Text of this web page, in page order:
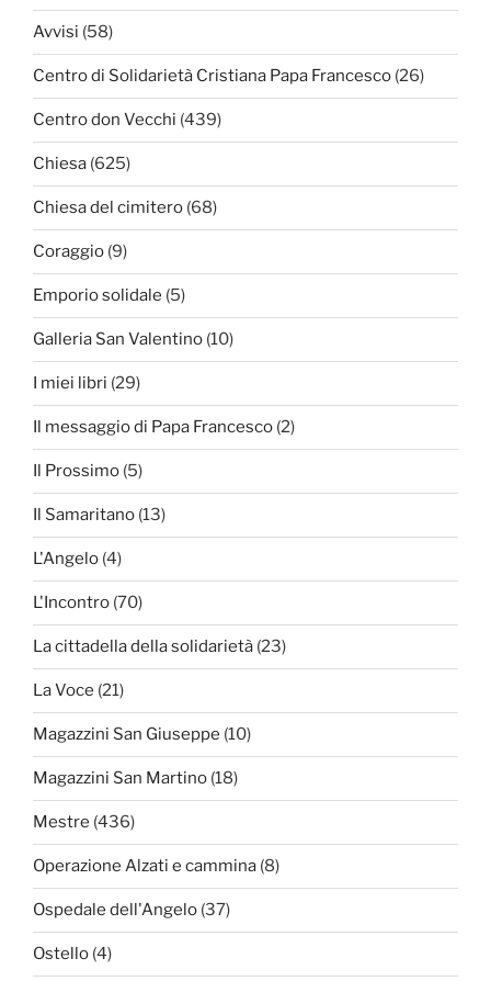
Avvisi (58)
Centro di Solidarietà Cristiana Papa Francesco (26)
Centro don Vecchi (439)
Chiesa (625)
Chiesa del cimitero (68)
Coraggio (9)
Emporio solidale (5)
Galleria San Valentino (10)
I miei libri (29)
Il messaggio di Papa Francesco (2)
Il Prossimo (5)
Il Samaritano (13)
L'Angelo (4)
L'Incontro (70)
La cittadella della solidarietà (23)
La Voce (21)
Magazzini San Giuseppe (10)
Magazzini San Martino (18)
Mestre (436)
Operazione Alzati e cammina (8)
Ospedale dell'Angelo (37)
Ostello (4)